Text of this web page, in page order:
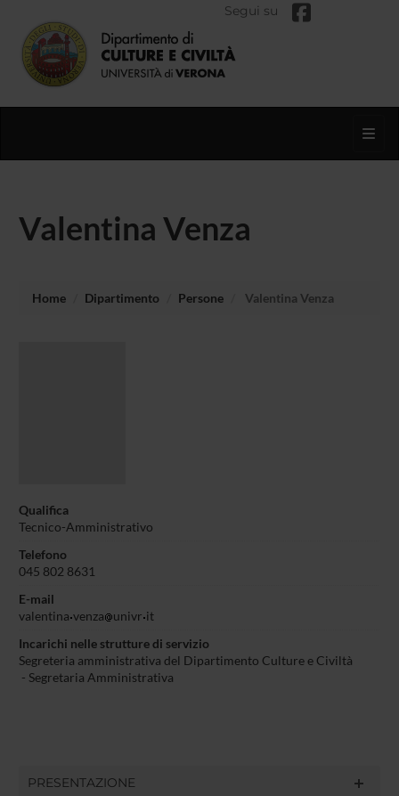
Segui su
Valentina Venza
Home Dipartimento Persone Valentina Venza
Qualifica
Tecnico-Amministrativo
Telefono
045 802 8631
E-mail
valentina venza univr it
Incarichi nelle strutture di servizio
Segreteria amministrativa del Dipartimento Culture e Civiltà
- Segretaria Amministrativa
PRESENTAZIONE